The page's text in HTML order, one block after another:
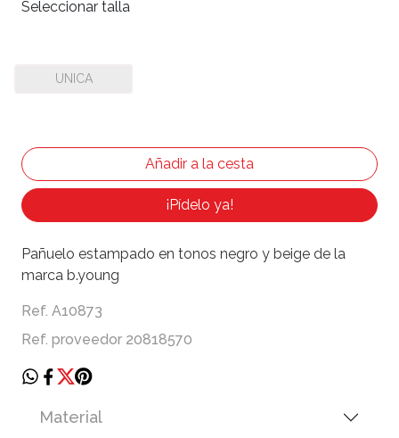
Seleccionar talla
UNICA
¡Pídelo ya!
Pañuelo estampado en tonos negro y beige de la
marca b.young
Ref. A10873
Ref. proveedor 20818570
Material